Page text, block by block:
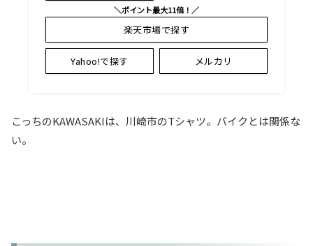
＼ポイント最大11倍！／
楽天市場で探す
Yahoo!で探す メルカリ
こっちのKAWASAKIは、川崎市のTシャツ。バイクとは関係な
い。